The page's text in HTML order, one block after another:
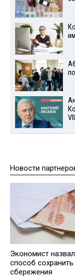
Новости
Экономист
способ сохранить
сбережения